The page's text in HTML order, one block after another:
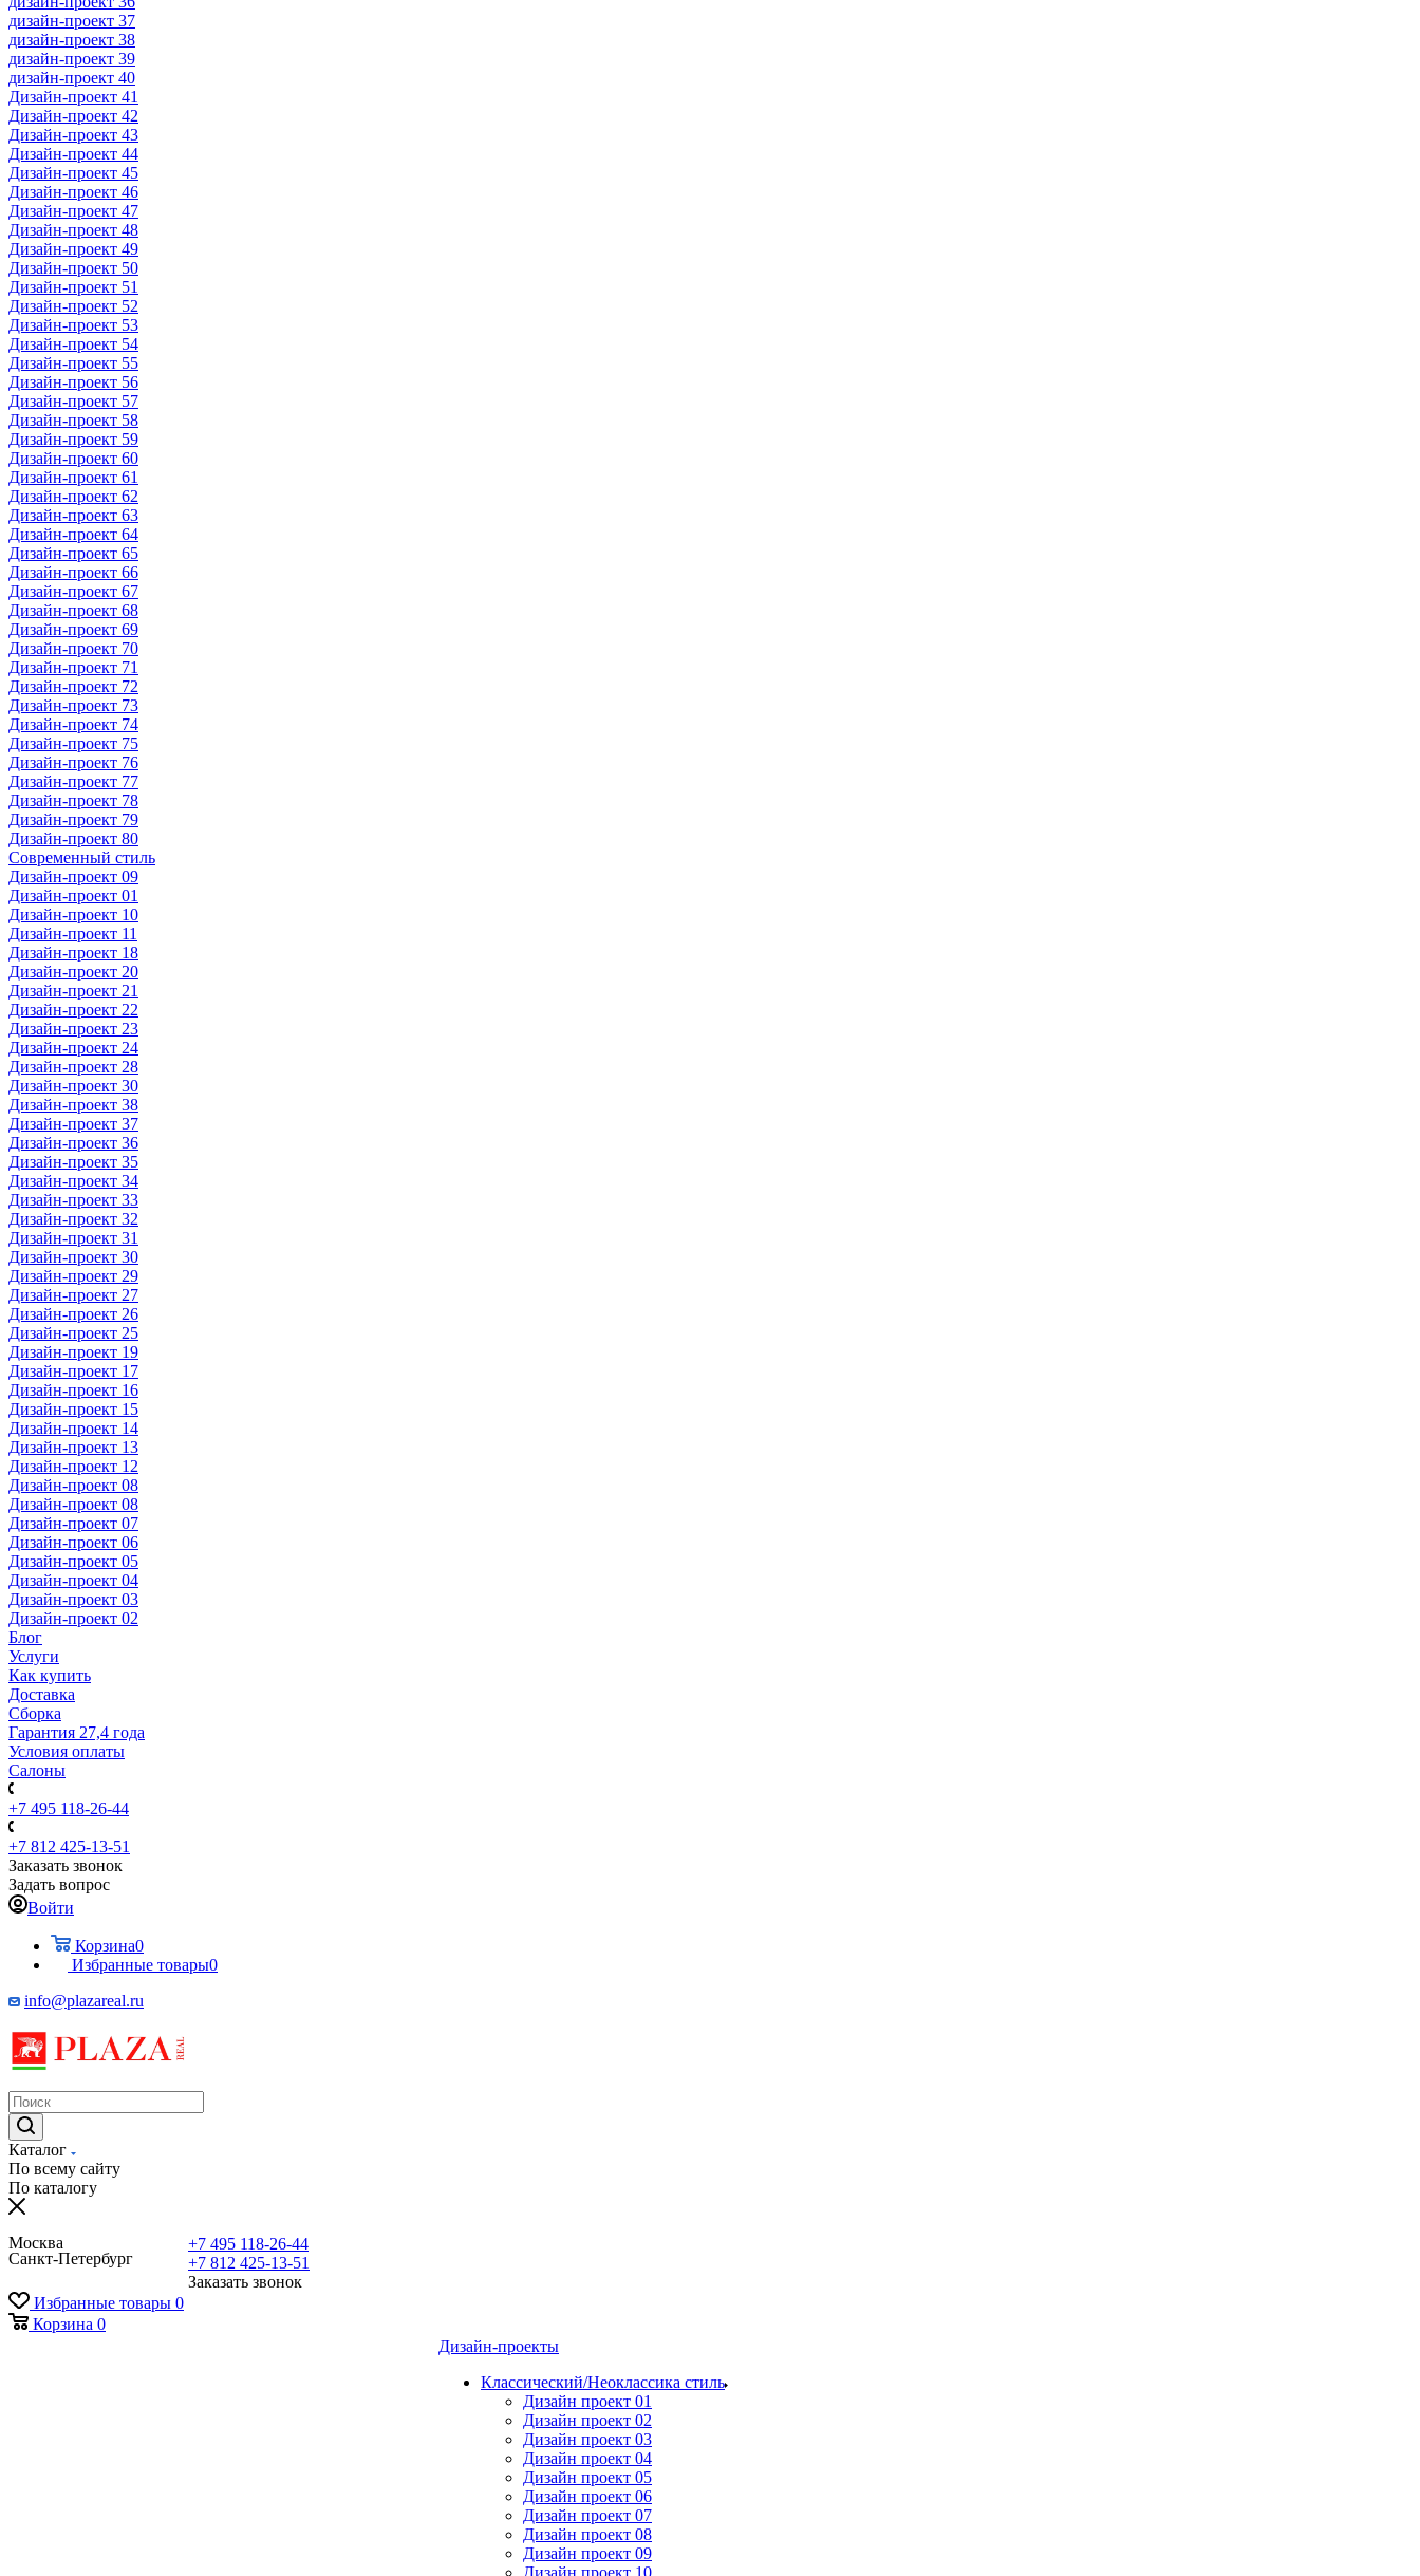
дизайн-проект 37
дизайн-проект 38
дизайн-проект 39
дизайн-проект 40
Дизайн-проект 41
Дизайн-проект 42
Дизайн-проект 43
Дизайн-проект 44
Дизайн-проект 45
Дизайн-проект 46
Дизайн-проект 47
Дизайн-проект 48
Дизайн-проект 49
Дизайн-проект 50
Дизайн-проект 51
Дизайн-проект 52
Дизайн-проект 53
Дизайн-проект 54
Дизайн-проект 55
Дизайн-проект 56
Дизайн-проект 57
Дизайн-проект 58
Дизайн-проект 59
Дизайн-проект 60
Дизайн-проект 61
Дизайн-проект 62
Дизайн-проект 63
Дизайн-проект 64
Дизайн-проект 65
Дизайн-проект 66
Дизайн-проект 67
Дизайн-проект 68
Дизайн-проект 69
Дизайн-проект 70
Дизайн-проект 71
Дизайн-проект 72
Дизайн-проект 73
Дизайн-проект 74
Дизайн-проект 75
Дизайн-проект 76
Дизайн-проект 77
Дизайн-проект 78
Дизайн-проект 79
Дизайн-проект 80
Современный стиль
Дизайн-проект 09
Дизайн-проект 01
Дизайн-проект 10
Дизайн-проект 11
Дизайн-проект 18
Дизайн-проект 20
Дизайн-проект 21
Дизайн-проект 22
Дизайн-проект 23
Дизайн-проект 24
Дизайн-проект 28
Дизайн-проект 30
Дизайн-проект 38
Дизайн-проект 37
Дизайн-проект 36
Дизайн-проект 35
Дизайн-проект 34
Дизайн-проект 33
Дизайн-проект 32
Дизайн-проект 31
Дизайн-проект 30
Дизайн-проект 29
Дизайн-проект 27
Дизайн-проект 26
Дизайн-проект 25
Дизайн-проект 19
Дизайн-проект 17
Дизайн-проект 16
Дизайн-проект 15
Дизайн-проект 14
Дизайн-проект 13
Дизайн-проект 12
Дизайн-проект 08
Дизайн-проект 08
Дизайн-проект 07
Дизайн-проект 06
Дизайн-проект 05
Дизайн-проект 04
Дизайн-проект 03
Дизайн-проект 02
Блог
Услуги
Как купить
Доставка
Сборка
Гарантия 27,4 года
Условия оплаты
Салоны
+7 495 118-26-44
+7 812 425-13-51
Заказать звонок
Задать вопрос
Войти
Корзина0
Избранные товары0
info@plazareal.ru
Каталог
По всему сайту
По каталогу
Москва
Санкт-Петербург
+7 495 118-26-44
+7 812 425-13-51
Заказать звонок
Избранные товары 0
Корзина 0
Дизайн-проекты
Классический/Неоклассика стиль
Дизайн проект 01
Дизайн проект 02
Дизайн проект 03
Дизайн проект 04
Дизайн проект 05
Дизайн проект 06
Дизайн проект 07
Дизайн проект 08
Дизайн проект 09
Дизайн проект 10